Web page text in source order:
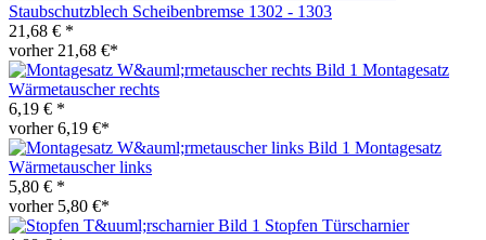
Staubschutzblech Scheibenbremse 1302 - 1303
21,68 € *
vorher 21,68 €*
Montagesatz
Wärmetauscher rechts
6,19 € *
vorher 6,19 €*
Montagesatz
Wärmetauscher links
5,80 € *
vorher 5,80 €*
Stopfen Türscharnier